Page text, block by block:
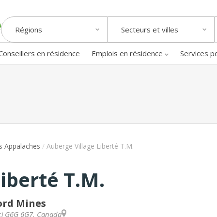
Régions Secteurs et villes
en résidence Emplois en résidence Services
Appalaches / Auberge Village Liberté T.M.
T.M.
Mines
) G6G 6G7, Canada